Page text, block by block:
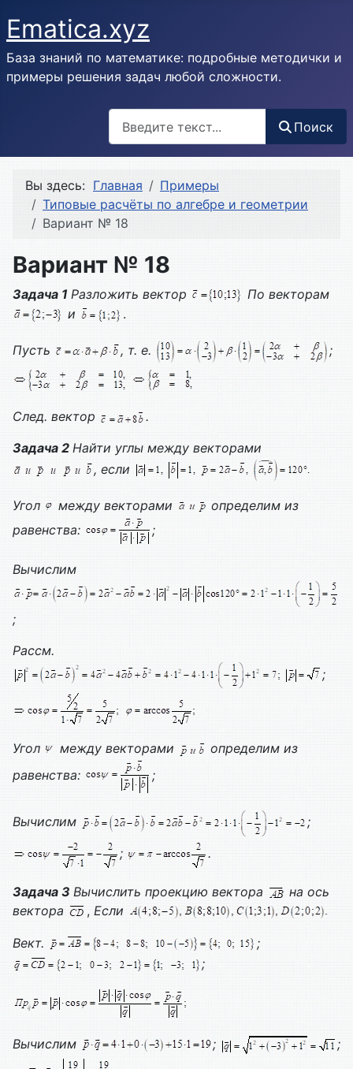
Ematica.xyz
База знаний по математике: подробные методички и
примеры решения задач любой сложности.
Поиск
Вы здесь: Главная
Примеры
Типовые расчёты по алгебре и геометрии
Вариант № 18
Вариант № 18
Задача 1 Разложить вектор
По векторам
и
.
Пусть , т. е. ;
След. вектор
.
Задача 2 Найти углы между векторами
, если
Угол между векторами
определим из
равенства:
;
Вычислим
;
Рассм.
;
Угол между векторами
определим из
равенства:
;
Вычислим
;
;
.
Задача 3 Вычислить проекцию вектора
на ось
вектора
, Если
Вект.
;
;
Вычислим ;
;